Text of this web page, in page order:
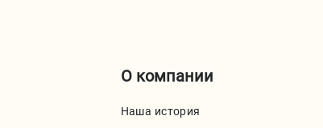
О компании
Наша история